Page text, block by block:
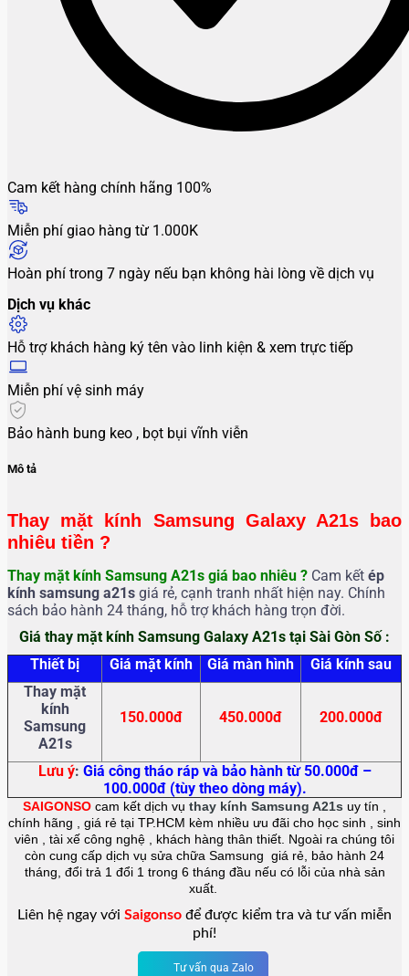
Cam kết hàng chính hãng 100%
Miễn phí giao hàng từ 1.000K
Hoàn phí trong 7 ngày nếu bạn không hài lòng về dịch vụ
Dịch vụ khác
Hỗ trợ khách hàng ký tên vào linh kiện & xem trực tiếp
Miễn phí vệ sinh máy
Bảo hành bung keo , bọt bụi vĩnh viễn
Mô tả
Thay mặt kính Samsung Galaxy A21s bao
nhiêu tiền ?
Thay mặt kính Samsung A21s giá bao nhiêu ? Cam kết ép
kính samsung a21s giá rẻ, cạnh tranh nhất hiện nay. Chính
sách bảo hành 24 tháng, hỗ trợ khách hàng trọn đời.
Giá thay mặt kính Samsung Galaxy A21s tại Sài Gòn Số :
Thiết bị
Giá mặt kính Giá màn hình
Giá kính sau
Thay mặt
kính
Samsung
A21s
150.000đ 450.000đ 200.000đ
Lưu ý: Giá công tháo ráp và bảo hành từ 50.000đ –
100.000đ (tùy theo dòng máy).
SAIGONSO cam kết dịch vụ thay kính Samsung A21s uy tín ,
chính hãng , giá rẻ tại TP.HCM kèm nhiều ưu đãi cho học sinh , sinh
viên , tài xế công nghệ , khách hàng thân thiết. Ngoài ra chúng tôi
còn cung cấp dịch vụ sửa chữa Samsung giá rẻ, bảo hành 24
tháng, đổi trả 1 đổi 1 trong 6 tháng đầu nếu có lỗi của nhà sản
xuất.
Liên hệ ngay với Saigonso để được kiểm tra và tư vấn miễn
phí!
Tư vấn qua Zalo